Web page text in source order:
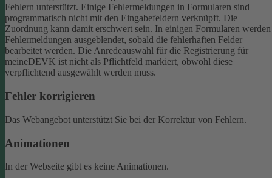
Fehlern unterstützt. Einige Fehlermeldungen in Formularen sind
programmatisch nicht mit den Eingabefeldern verknüpft. Die
Zuordnung kann damit erschwert sein. In einigen Formularen werden
Fehlermeldungen ausgeblendet, sobald die fehlerhaften Felder
bearbeitet werden. Die Anredeauswahl für die Registrierung für
meineDEVK ist nicht als Pflichtfeld markiert, obwohl diese
verpflichtend ausgewählt werden muss.
Fehler korrigieren
Das Webangebot unterstützt Sie bei der Korrektur von Fehlern.
Animationen
In der Webseite gibt es keine Animationen.